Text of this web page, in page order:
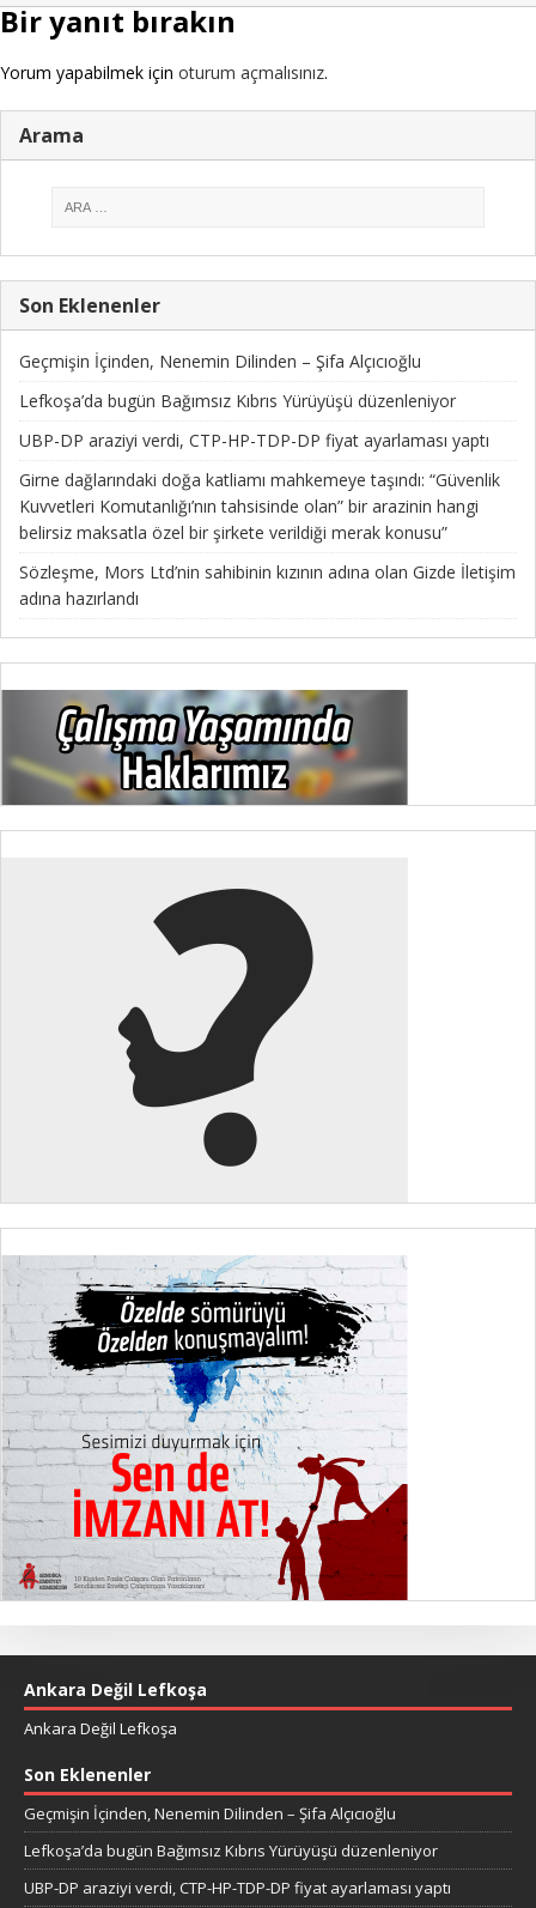
Bir yanıt bırakın
Yorum yapabilmek için oturum açmalısınız.
Arama
Son Eklenenler
Geçmişin İçinden, Nenemin Dilinden – Şifa Alçıcıoğlu
Lefkoşa’da bugün Bağımsız Kıbrıs Yürüyüşü düzenleniyor
UBP-DP araziyi verdi, CTP-HP-TDP-DP fiyat ayarlaması yaptı
Girne dağlarındaki doğa katliamı mahkemeye taşındı: “Güvenlik
Kuvvetleri Komutanlığı’nın tahsisinde olan” bir arazinin hangi
belirsiz maksatla özel bir şirkete verildiği merak konusu”
Sözleşme, Mors Ltd’nin sahibinin kızının adına olan Gizde İletişim
adına hazırlandı
Ankara Değil Lefkoşa
Ankara Değil Lefkoşa
Son Eklenenler
Geçmişin İçinden, Nenemin Dilinden – Şifa Alçıcıoğlu
Lefkoşa’da bugün Bağımsız Kıbrıs Yürüyüşü düzenleniyor
UBP-DP araziyi verdi, CTP-HP-TDP-DP fiyat ayarlaması yaptı